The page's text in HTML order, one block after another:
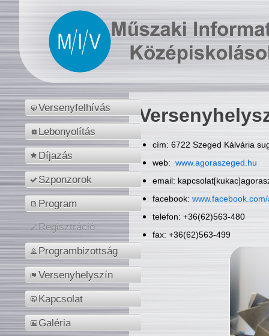
Versenyfelhívás
Lebonyolítás
Díjazás
Szponzorok
Program
Regisztráció
Programbizottság
Versenyhelyszín
Kapcsolat
Galéria
cím: 6722 Szeged Kálvária
web: www.agoraszeged.hu
email:
facebook:
telefon: +36(62)563-480
fax: +36(62)563-499